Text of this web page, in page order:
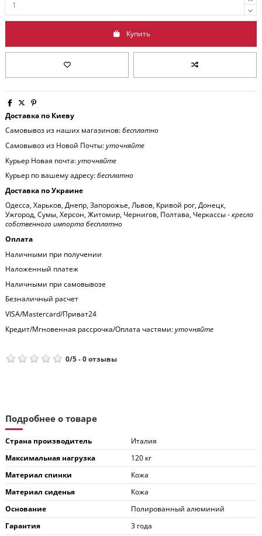
Купить
Доставка по Киеву
Самовывоз из наших магазинов:бесплатно
Самовывоз из Новой Почты:уточняйте
Курьер Новая почта:уточняйте
Курьер по вашему адресу:бесплатно
Доставка по Украине
Одесса, Харьков, Днепр, Запорожье, Львов, Кривой рог, Донецк,
Ужгород, Сумы, Херсон, Житомир, Чернигов, Полтава, Черкассы -кресла
собственного импорта бесплатно
Оплата
Наличными при получении
Наложенный платеж
Наличными при самовывозе
Безналичный расчет
VISA/Mastercard/Приват24
Кредит/Мгновенная рассрочка/Оплата частями:уточняйте
0/5-0отзывы
Подробнее о товаре
Страна производитель
Италия
Максимальная нагрузка
120 кг
Материал спинки
Кожа
Материал сиденья
Кожа
Основание
Полированный алюминий
Гарантия
3 года